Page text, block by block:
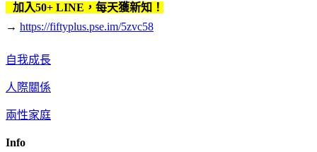
加入50+ LINE，每天獲新知！
→ https://fiftyplus.pse.im/5zvc58
自我成長
人際關係
兩性家庭
Info